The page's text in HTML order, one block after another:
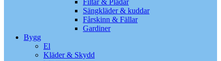
Filtar & Plädar
Sängkläder & kuddar
Fårskinn & Fällar
Gardiner
Bygg
El
Kläder & Skydd